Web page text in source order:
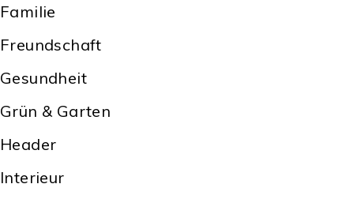
Familie
Freundschaft
Gesundheit
Grün & Garten
Header
Interieur